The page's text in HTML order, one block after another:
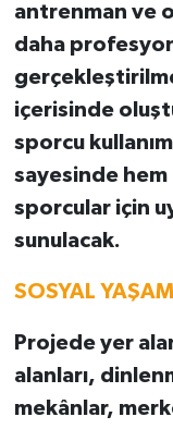
antrenman ve
daha
içerisinde
sporcu
sayesinde
sporcular için
sunulacak.
SOSYAL
Projede yer
alanları,
mekânlar,